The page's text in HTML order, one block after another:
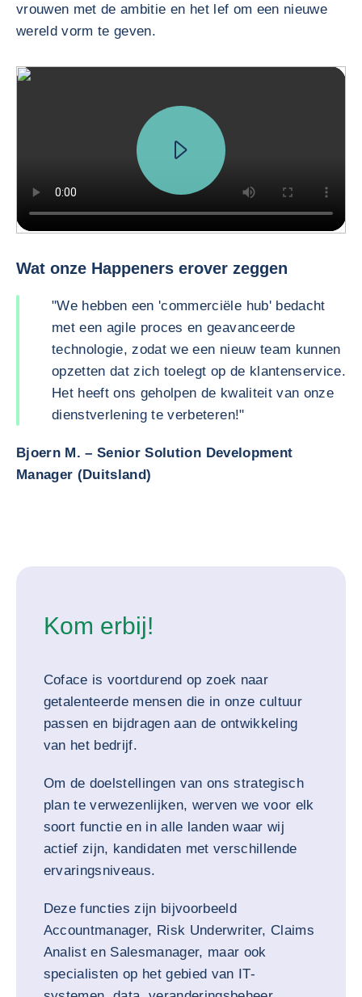
vrouwen met de ambitie en het lef om een nieuwe
wereld vorm te geven.
Wat onze Happeners erover zeggen
"We hebben een 'commerciële hub' bedacht
met een agile proces en geavanceerde
technologie, zodat we een nieuw team kunnen
opzetten dat zich toelegt op de klantenservice.
Het heeft ons geholpen de kwaliteit van onze
dienstverlening te verbeteren!"
Bjoern M. – Senior Solution Development
Manager (Duitsland)
Kom erbij!
Coface is voortdurend op zoek naar
getalenteerde mensen die in onze cultuur
passen en bijdragen aan de ontwikkeling
van het bedrijf.
Om de doelstellingen van ons strategisch
plan te verwezenlijken, werven we voor elk
soort functie en in alle landen waar wij
actief zijn, kandidaten met verschillende
ervaringsniveaus.
Deze functies zijn bijvoorbeeld
Accountmanager, Risk Underwriter, Claims
Analist en Salesmanager, maar ook
specialisten op het gebied van IT-